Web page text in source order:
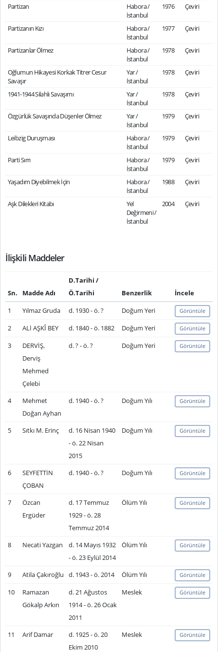
Partizan
Habora /
İstanbul
1976 Çeviri
Partizanın Kızı
Habora /
İstanbul
1977 Çeviri
Partizanlar Ölmez
Habora /
İstanbul
1978 Çeviri
Oğlumun Hikayesi Korkak Titrer Cesur
Savaşır
Yar /
İstanbul
1978 Çeviri
1941-1944 Silahlı Savaşımı
Yar /
İstanbul
1978 Çeviri
Özgürlük Savaşında Düşenler Ölmez
Yar /
İstanbul
1979 Çeviri
Leibzig Duruşması
Habora /
İstanbul
1979 Çeviri
Parti Sırrı
Habora /
İstanbul
1979 Çeviri
Yaşadım Diyebilmek İçin
Habora /
İstanbul
1988 Çeviri
Aşk Dilekleri Kitabı
Yel
Değirmeni /
İstanbul
2004 Çeviri
İlişkili Maddeler
Sn. Madde Adı
D.Tarihi /
Ö.Tarihi
Benzerlik
İncele
1
Yılmaz Gruda d. 1930 - ö. ? Doğum Yeri Görüntüle
2 ALİ AŞKÎ BEY d. 1840 - ö. 1882 Doğum Yeri Görüntüle
3
DERVİŞ,
Derviş
Mehmed
Çelebi
d. ? - ö. ? Doğum Yeri Görüntüle
4
Mehmet
Doğan Ayhan
d. 1940 - ö. ? Doğum Yılı Görüntüle
5 Sıtkı M. Erinç
d. 16 Nisan 1940
- ö. 22 Nisan
2015
Doğum Yılı Görüntüle
6
SEYFETTİN
ÇOBAN
d. 1940 - ö. ? Doğum Yılı Görüntüle
7
Özcan
Ergüder
d. 17 Temmuz
1929 - ö. 28
Temmuz 2014
Ölüm Yılı Görüntüle
8 Necati Yazgan
d. 14 Mayıs 1932
- ö. 23 Eylül 2014
Ölüm Yılı Görüntüle
9 Atila Çakıroğlu d. 1943 - ö. 2014 Ölüm Yılı Görüntüle
10
Ramazan
Gökalp Arkın
d. 21 Ağustos
1914 - ö. 26 Ocak
2011
Meslek Görüntüle
11 Arif Damar
d. 1925 - ö. 20
Ekim 2010
Meslek Görüntüle